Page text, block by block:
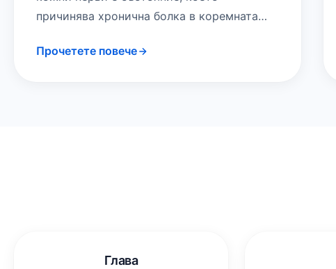
причинява хронична болка в коремната
окончания на долните гръдни…
Прочетете повече
Глава